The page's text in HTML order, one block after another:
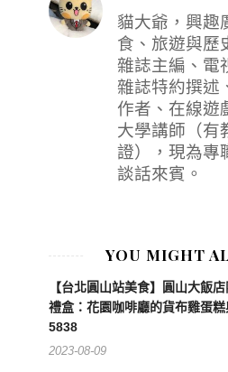
貓大爺，興趣
食、旅遊與歷
雜誌主編、電
雜誌特約撰述
作者、在線遊
大學講師（有
證），現為專
談話來賓。
YOU MIGHT
【台北圓山站美食】圓山大飯
禮盒：花園咖啡廳的貨布雞蛋
5838
2023-08-09